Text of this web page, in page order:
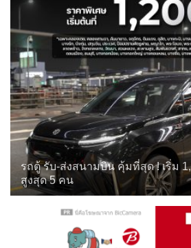
รถตู้ รับ-ส่งสนามบิน คุ้มที่สุด ! เริ่ม
สูงสุด 5 คน